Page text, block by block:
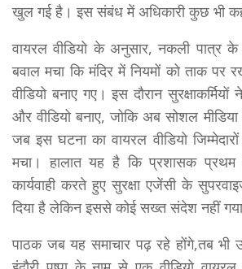
खुल गई है। इस संबंध में अधिकारी कुछ भी
वायरल वीडियो के अनुसार, नकली पात्र
बवाल मचा कि मंदिर में नियमों को ताक
वीडियो बनाए गए। इस दौरान
और वीडियो बनाए, जोकि अब सोशल
जब इस घटना का वायरल वीडियो
मचा। हालात यह है कि प्रशासक प्रथम
कार्यवाही करते हुए सुरक्षा एजेंसी के
दिया है लेकिन इससे कोई सख्त संदेश नहीं
पाठक जब यह समाचार पढ़ रहे होंगे,तब भी